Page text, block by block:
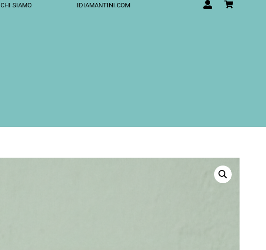
CHI SIAMO IDIAMANTINI.COM